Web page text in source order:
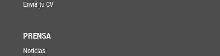
Enviá tu CV
PRENSA
Noticias